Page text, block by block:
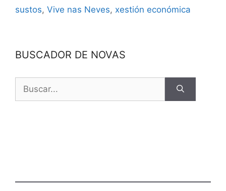
sustos, Vive nas Neves, xestión económica
BUSCADOR DE NOVAS